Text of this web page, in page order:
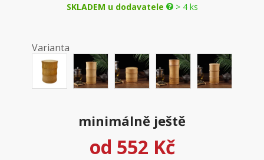
SKLADEM u dodavatele > 4 ks
Varianta
minimálně ještě
od 552 Kč